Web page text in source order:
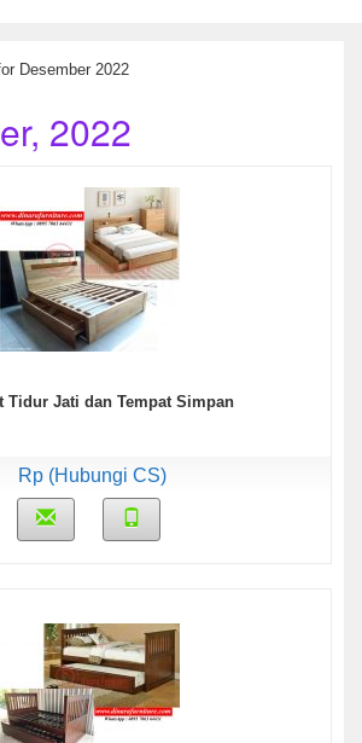
Desember 2022
2022
Tidur Jati dan Tempat Simpan
Rp (Hubungi CS)